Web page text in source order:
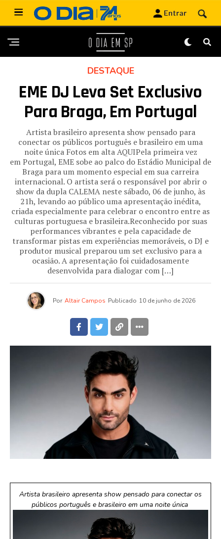
DESTAQUE
EME DJ Leva Set Exclusivo
Para Braga, Em Portugal
Artista brasileiro apresenta show pensado para
conectar os públicos português e brasileiro em uma
noite única Fotos em alta AQUIPela primeira vez
em Portugal, EME sobe ao palco do Estádio Municipal de
Braga para um momento especial em sua carreira
internacional. O artista será o responsável por abrir o
show da dupla CALEMA neste sábado, 06 de junho, às
21h, levando ao público uma apresentação inédita,
criada especialmente para celebrar o encontro entre as
culturas portuguesa e brasileira.Reconhecido por suas
performances vibrantes e pela capacidade de
transformar pistas em experiências memoráveis, o DJ e
produtor musical preparou um set exclusivo para a
ocasião. A apresentação foi cuidadosamente
desenvolvida para dialogar com […]
Por Altair Campos Publicado 10 de junho de 2026
Artista brasileiro apresenta show pensado para conectar os
públicos português e brasileiro em uma noite única